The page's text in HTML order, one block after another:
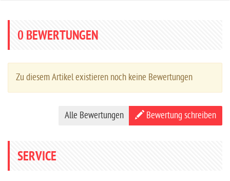
0 BEWERTUNGEN
Zu diesem Artikel existieren noch keine Bewertungen
Alle Bewertungen Bewertung schreiben
SERVICE